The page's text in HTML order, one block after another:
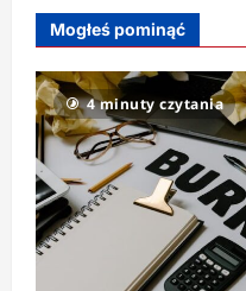
Mogłeś pominąć
4 minuty czytania